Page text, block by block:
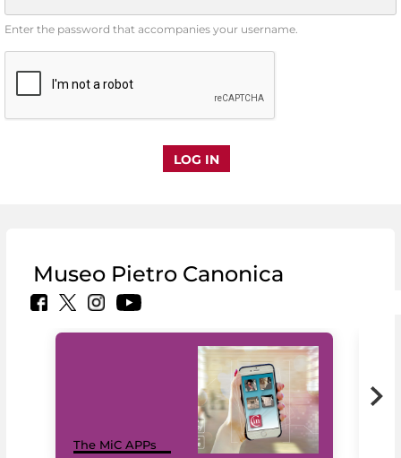
Enter the password that accompanies your username.
Museo Pietro Canonica
The MiC APPs